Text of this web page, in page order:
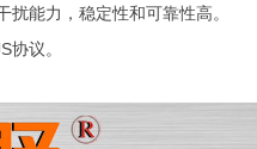
能力，稳定性和可靠性高。
议。